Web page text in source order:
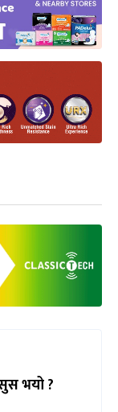
भयो ?